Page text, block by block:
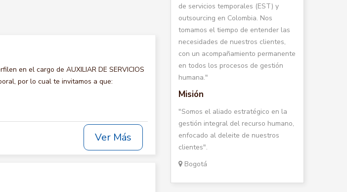
en el cargo de AUXILIAR DE SERVICIOS
por lo cual te invitamos a que:
Ver Más
de servicios temporales (EST) y
outsourcing en Colombia. Nos
tomamos el tiempo de entender las
necesidades de nuestros clientes,
con un acompañamiento permanente
en todos los procesos de gestión
humana."
Misión
"Somos el aliado estratégico en la
gestión integral del recurso humano,
enfocado al deleite de nuestros
clientes".
Bogotá